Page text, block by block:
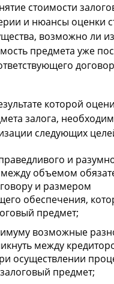
стоимости
и нюансы оценки
возможно ли
предмета уже
которой
залога,
следующих
и
объемом
и размером
обеспечения,
предмет;
возможные
между
осуществлении
предмет;